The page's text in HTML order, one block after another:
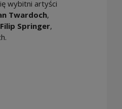
wybitni artyści
Twardoch,
Filip Springer,
zostanie otwarty w nowym
zostanie otwarty w nowym